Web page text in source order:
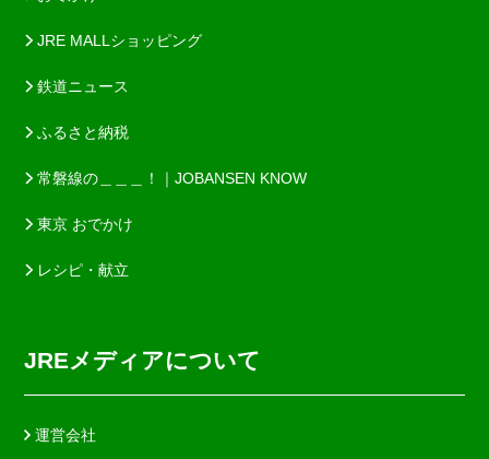
JRE MALLショッピング
鉄道ニュース
ふるさと納税
常磐線の＿＿＿！｜JOBANSEN KNOW
東京 おでかけ
レシピ・献立
JREメディアについて
運営会社